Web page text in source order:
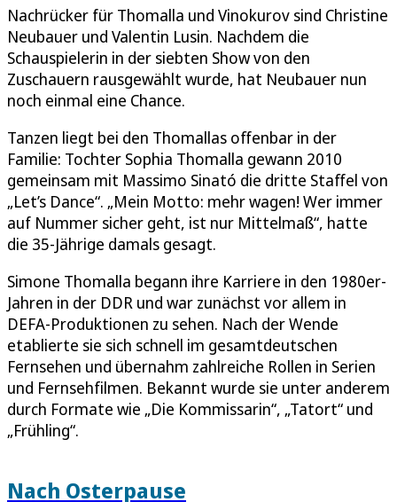
Nachrücker für Thomalla und Vinokurov sind Christine
Neubauer und Valentin Lusin. Nachdem die
Schauspielerin in der siebten Show von den
Zuschauern rausgewählt wurde, hat Neubauer nun
noch einmal eine Chance.
Tanzen liegt bei den Thomallas offenbar in der
Familie: Tochter Sophia Thomalla gewann 2010
gemeinsam mit Massimo Sinató die dritte Staffel von
„Let’s Dance“. „Mein Motto: mehr wagen! Wer immer
auf Nummer sicher geht, ist nur Mittelmaß“, hatte
die 35-Jährige damals gesagt.
Simone Thomalla begann ihre Karriere in den 1980er-
Jahren in der DDR und war zunächst vor allem in
DEFA-Produktionen zu sehen. Nach der Wende
etablierte sie sich schnell im gesamtdeutschen
Fernsehen und übernahm zahlreiche Rollen in Serien
und Fernsehfilmen. Bekannt wurde sie unter anderem
durch Formate wie „Die Kommissarin“, „Tatort“ und
„Frühling“.
Nach Osterpause